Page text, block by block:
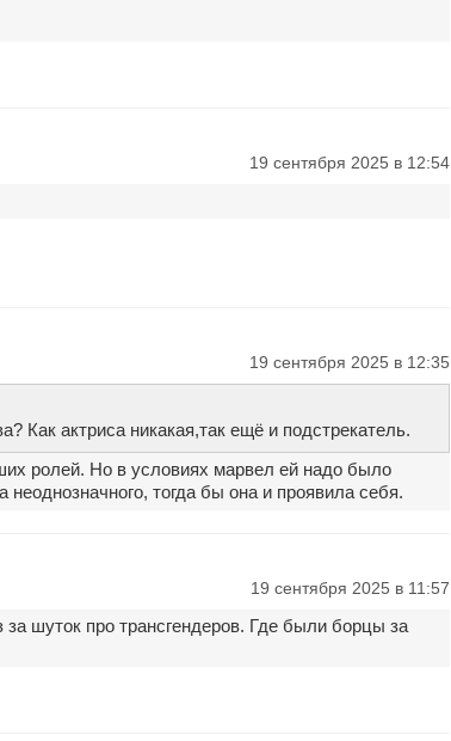
19 сентября 2025 в 12:54
19 сентября 2025 в 12:35
Как актриса никакая,так ещё и подстрекатель.
ролей. Но в условиях марвел ей надо было
неоднозначного, тогда бы она и проявила себя.
19 сентября 2025 в 11:57
шуток про трансгендеров. Где были борцы за